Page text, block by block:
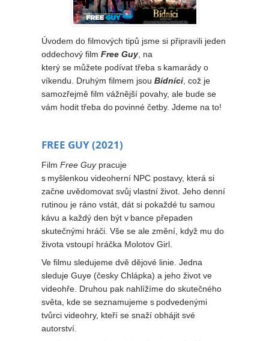
Úvodem do filmových tipů jsme si připravili jeden
oddechový film Free Guy, na
který se můžete podívat třeba s kamarády o
víkendu. Druhým filmem jsou Bídníci, což je
samozřejmě film vážnější povahy, ale bude se
vám hodit třeba do povinné četby. Jdeme na to!
FREE GUY (2021)
Film Free Guypracuje
s myšlenkou videoherní NPC postavy, která si
začne uvědomovat svůj vlastní život. Jeho denní
rutinou je ráno vstát, dát si pokaždé tu samou
kávu a každý den být v bance přepaden
skutečnými hráči. Vše se ale změní, když mu do
života vstoupí hráčka Molotov Girl.
Ve filmu sledujeme dvě dějové linie. Jedna
sleduje Guye (česky Chlápka) a jeho život ve
videohře. Druhou pak nahlížíme do skutečného
světa, kde se seznamujeme s podvedenými
tvůrci videohry, kteří se snaží obhájit své
autorství.